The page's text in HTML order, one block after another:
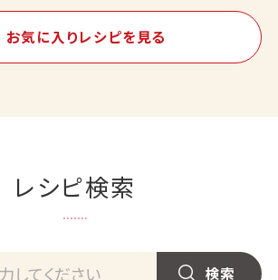
お気に入りレシピを見る
レシピ検索